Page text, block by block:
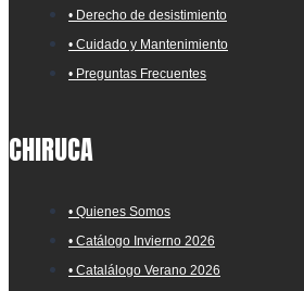
• Derecho de desistimiento
• Cuidado y Mantenimiento
• Preguntas Frecuentes
CHIRUCA
• Quienes Somos
• Catálogo Invierno 2026
• Catalálogo Verano 2026